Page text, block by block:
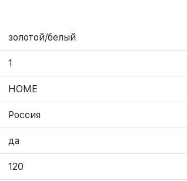
золотой/белый
1
HOME
Россия
да
120